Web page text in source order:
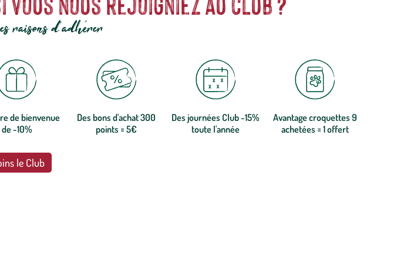
raisons d'adhérer
de bienvenue
de -10%
Des bons d'achat 300
points = 5€
Des journées Club -15%
toute l'année
Avantage croquettes 9
achetées = 1 offert
le Club